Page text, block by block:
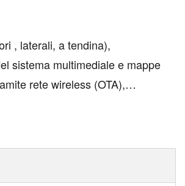
, laterali, a tendina),
sistema multimediale e mappe
rete wireless (OTA),
sistema multimediale e mappe
del sistema multimediale e
...